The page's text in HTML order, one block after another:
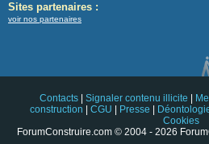
Sites partenaires :
voir nos partenaires
Contacts Signaler contenu illicite
construction
CGU Presse
Cookies
ForumConstruire.com © 2004 - 2026